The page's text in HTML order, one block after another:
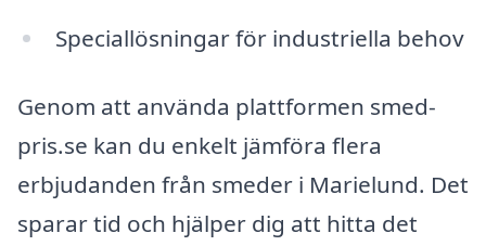
Speciallösningar för industriella behov
Genom att använda plattformen smed-
pris.se kan du enkelt jämföra flera
erbjudanden från smeder i Marielund. Det
sparar tid och hjälper dig att hitta det